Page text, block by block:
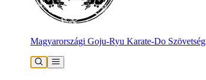
Magyarországi Goju-Ryu Karate-Do Szövetség